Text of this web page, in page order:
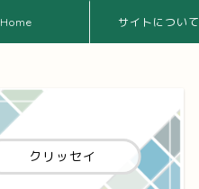
Home サイトについて
クリッセイ